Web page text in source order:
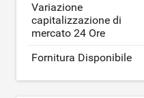
Variazione
capitalizzazione di
mercato 24 Ore
Fornitura Disponibile